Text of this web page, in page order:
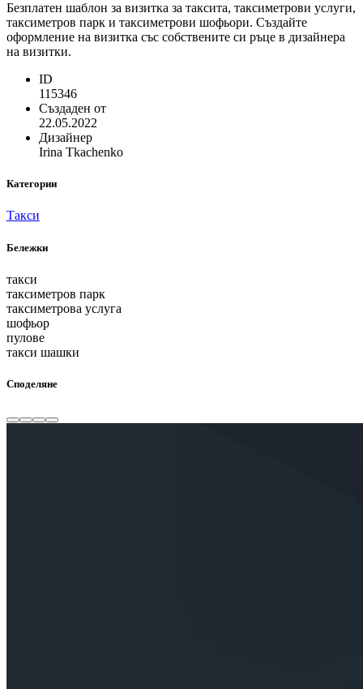
Безплатен шаблон за визитка за таксита, таксиметрови услуги,
таксиметров парк и таксиметрови шофьори. Създайте
оформление на визитка със собствените си ръце в дизайнера
на визитки.
ID
115346
Създаден от
22.05.2022
Дизайнер
Irina Tkachenko
Категории
Такси
Бележки
такси
таксиметров парк
таксиметрова услуга
шофьор
пулове
такси шашки
Споделяне